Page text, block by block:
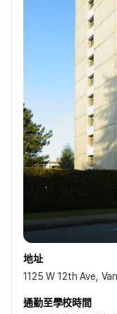
地址
1125 W 12th Ave,
通勤至學校時間